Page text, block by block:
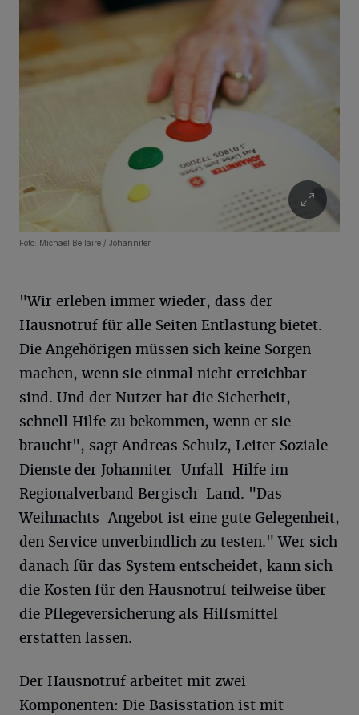
Foto: Michael Bellaire / Johanniter
"Wir erleben immer wieder, dass der
Hausnotruf für alle Seiten Entlastung bietet.
Die Angehörigen müssen sich keine Sorgen
machen, wenn sie einmal nicht erreichbar
sind. Und der Nutzer hat die Sicherheit,
schnell Hilfe zu bekommen, wenn er sie
braucht", sagt Andreas Schulz, Leiter Soziale
Dienste der Johanniter-Unfall-Hilfe im
Regionalverband Bergisch-Land. "Das
Weihnachts-Angebot ist eine gute Gelegenheit,
den Service unverbindlich zu testen." Wer sich
danach für das System entscheidet, kann sich
die Kosten für den Hausnotruf teilweise über
die Pflegeversicherung als Hilfsmittel
erstatten lassen.
Der Hausnotruf arbeitet mit zwei
Komponenten: Die Basisstation ist mit